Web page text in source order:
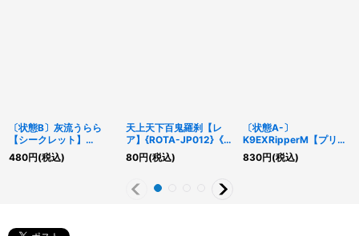
〔状態B〕灰流うらら
【シークレット】
{RC04-JP009}《モン
スター》
480円(税込)
天上天下百鬼羅刹【レ
ア】{ROTA-JP012}《モ
ンスター》
80円(税込)
〔状態A-〕
K9EXRipperM【プリズ
マティックシークレッ
ト】{BPRO-JP043}
830円(税込)